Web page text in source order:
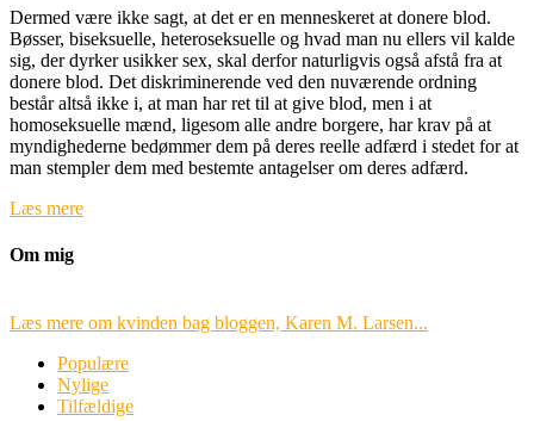
Dermed være ikke sagt, at det er en menneskeret at donere blod.
Bøsser, biseksuelle, heteroseksuelle og hvad man nu ellers vil kalde
sig, der dyrker usikker sex, skal derfor naturligvis også afstå fra at
donere blod. Det diskriminerende ved den nuværende ordning
består altså ikke i, at man har ret til at give blod, men i at
homoseksuelle mænd, ligesom alle andre borgere, har krav på at
myndighederne bedømmer dem på deres reelle adfærd i stedet for at
man stempler dem med bestemte antagelser om deres adfærd.
Læs mere
Om mig
Læs mere om kvinden bag bloggen, Karen M. Larsen...
Populære
Nylige
Tilfældige